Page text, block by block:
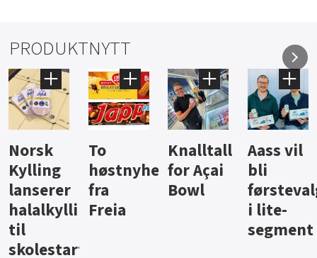
PRODUKTNYTT
Knalltall
for Açai
Bowl
Aass vil
bli
førstevalg
i lite-
Brus og
jus fra
Berentsen
Hard
iste fra
Hansa